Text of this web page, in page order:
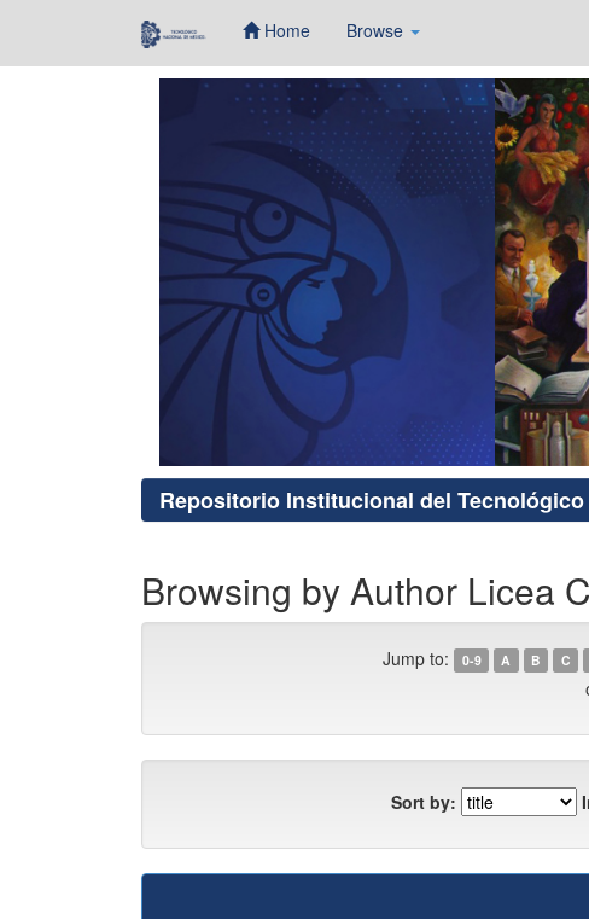
Home Browse
Repositorio Institucional del Tecnológico
Browsing by Author Licea
Jump to: 0-9 A B C
Sort by: